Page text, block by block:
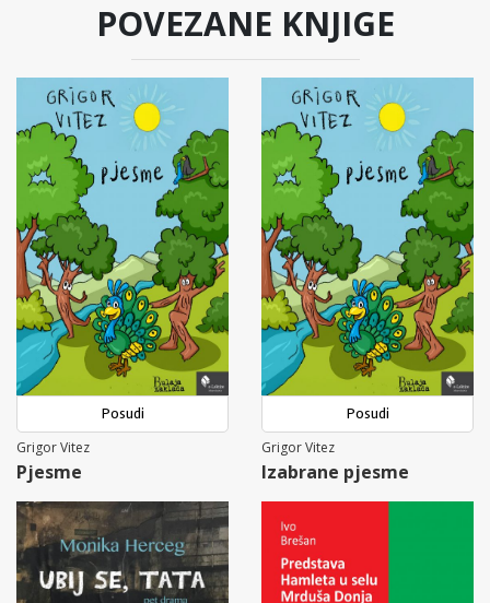
POVEZANE KNJIGE
Posudi
Grigor Vitez
Pjesme
Posudi
Grigor Vitez
Izabrane pjesme